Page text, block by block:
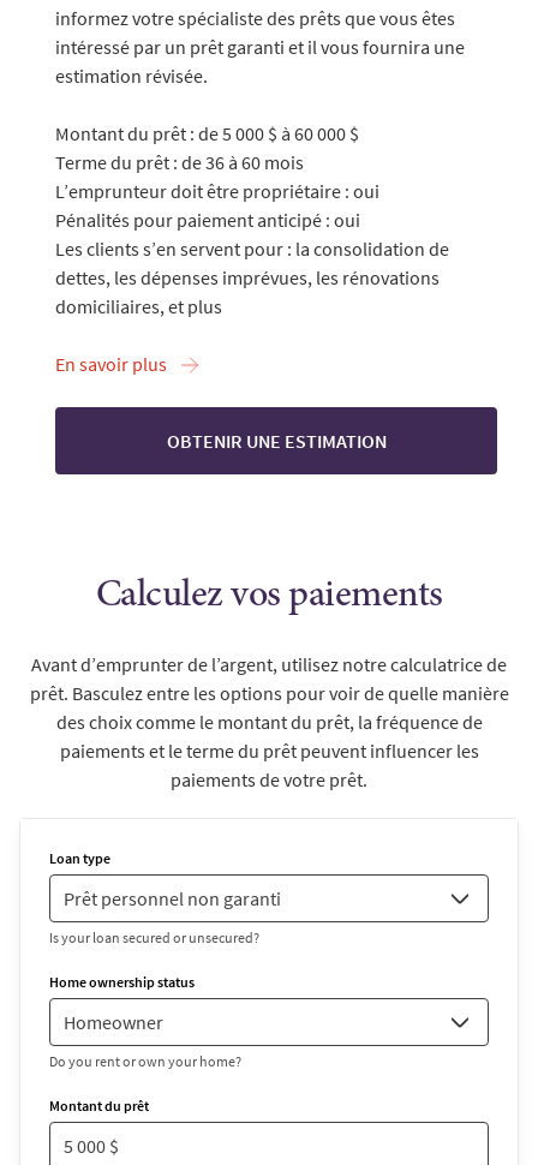
informez votre spécialiste des prêts que vous êtes
intéressé par un prêt garanti et il vous fournira une
estimation révisée.
Montant du prêt : de 5 000 $ à 60 000 $
Terme du prêt : de 36 à 60 mois
L’emprunteur doit être propriétaire : oui
Pénalités pour paiement anticipé : oui
Les clients s’en servent pour : la consolidation de
dettes, les dépenses imprévues, les rénovations
domiciliaires, et plus
En savoir plus
OBTENIR UNE ESTIMATION
Calculez vos paiements
Avant d’emprunter de l’argent, utilisez notre calculatrice de
prêt. Basculez entre les options pour voir de quelle manière
des choix comme le montant du prêt, la fréquence de
paiements et le terme du prêt peuvent influencer les
paiements de votre prêt.
Loan type
Is your loan secured or unsecured?
Home ownership status
Do you rent or own your home?
Montant du prêt